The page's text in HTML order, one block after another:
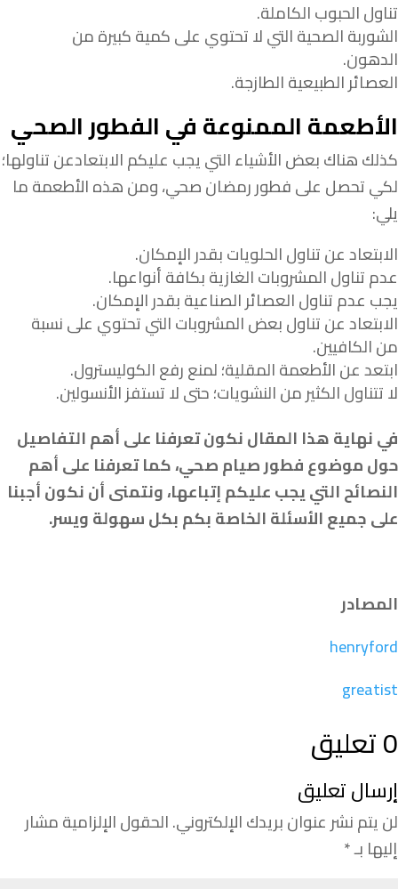
تناول الحبوب الكاملة.
الشوربة الصحية التي لا تحتوي على كمية كبيرة من
الدهون.
العصائر الطبيعية الطازجة.
الأطعمة الممنوعة في الفطور الصحي
كذلك هناك بعض الأشياء التي يجب عليكم الابتعادعن تناولها؛
لكي تحصل على فطور رمضان صحي، ومن هذه الأطعمة ما
يلي:
الابتعاد عن تناول الحلويات بقدر الإمكان.
عدم تناول المشروبات الغازية بكافة أنواعها.
يجب عدم تناول العصائر الصناعية بقدر الإمكان.
الابتعاد عن تناول بعض المشروبات التي تحتوي على نسبة
من الكافيين.
ابتعد عن الأطعمة المقلية؛ لمنع رفع الكوليسترول.
لا تتناول الكثير من النشويات؛ حتى لا تستفز الأنسولين.
في نهاية هذا المقال نكون تعرفنا على أهم التفاصيل
حول موضوع فطور صيام صحي، كما تعرفنا على أهم
النصائح التي يجب عليكم إتباعها، ونتمنى أن نكون أجبنا
على جميع الأسئلة الخاصة بكم بكل سهولة ويسر.
المصادر
henryford
greatist
0 تعليق
إرسال تعليق
لن يتم نشر عنوان بريدك الإلكتروني.الحقول الإلزامية مشار
إليها بـ*